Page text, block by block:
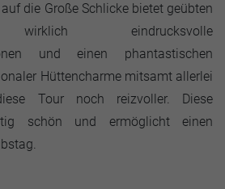
die Große Schlicke bietet geübten
wirklich eindrucksvolle
und einen phantastischen
Hüttencharme mitsamt allerlei
Tour noch reizvoller. Diese
schön und ermöglicht einen